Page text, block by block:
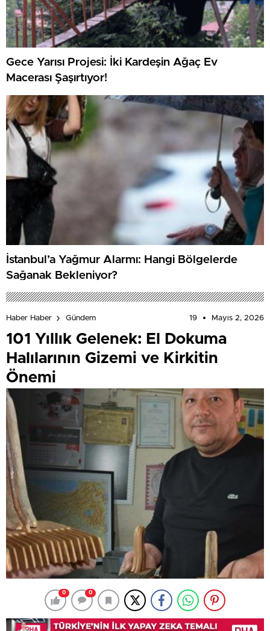
Gece Yarısı Projesi: İki Kardeşin Ağaç Ev
Macerası Şaşırtıyor!
İstanbul’a Yağmur Alarmı: Hangi Bölgelerde
Sağanak Bekleniyor?
Haber Haber Gündem 19 Mayıs 2, 2026
101 Yıllık Gelenek: El Dokuma
Halılarının Gizemi ve Kirkitin
Önemi
0 0